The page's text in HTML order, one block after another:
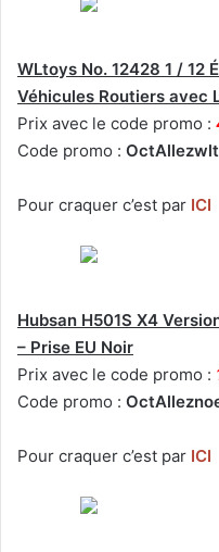
WLtoys No. 12428 1 / 12
Véhicules Routiers avec
Prix avec le code promo :
Code promo :
Pour craquer c’est par ICI
Hubsan H501S X4
– Prise EU Noir
Prix avec le code promo :
Code promo :
Pour craquer c’est par ICI